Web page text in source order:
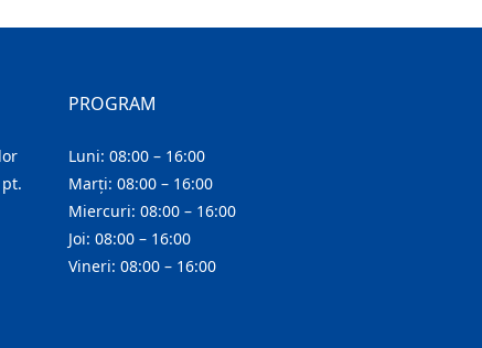
PROGRAM
Luni: 08:00 – 16:00
Marți: 08:00 – 16:00
Miercuri: 08:00 – 16:00
Joi: 08:00 – 16:00
Vineri: 08:00 – 16:00